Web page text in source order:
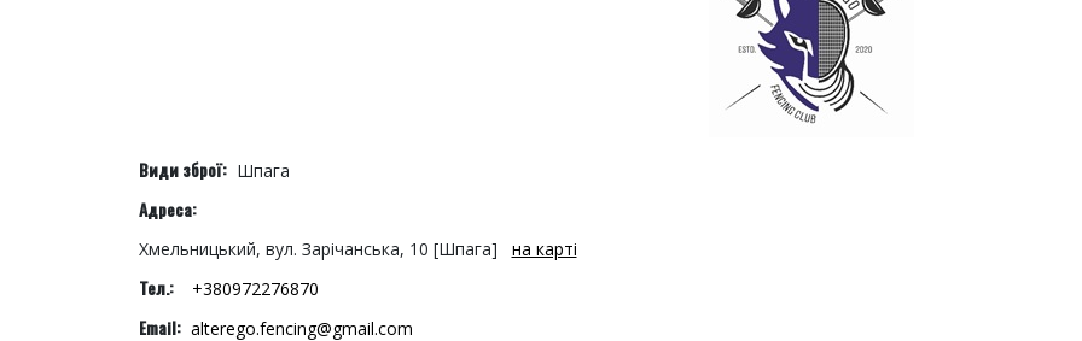
Види зброї:Шпага
Адреса:
Хмельницький, вул. Зарічанська, 10 [Шпага] на карті
Тел.: +380972276870
Email: alterego.fencing@gmail.com